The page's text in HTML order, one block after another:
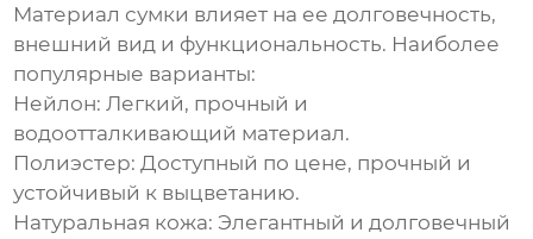
Материал сумки влияет на ее долговечность,
внешний вид и функциональность. Наиболее
популярные варианты:
Нейлон: Легкий, прочный и
водоотталкивающий материал.
Полиэстер: Доступный по цене, прочный и
устойчивый к выцветанию.
Натуральная кожа: Элегантный и долговечный